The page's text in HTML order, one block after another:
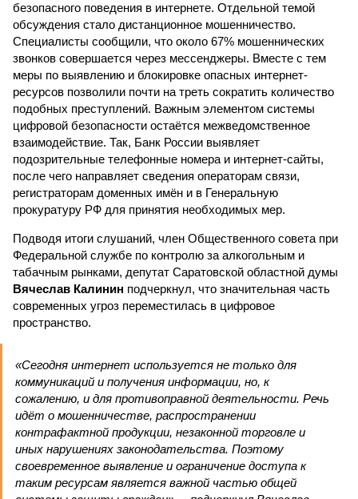
безопасного поведения в интернете. Отдельной темой
обсуждения стало дистанционное мошенничество.
Специалисты сообщили, что около 67% мошеннических
звонков совершается через мессенджеры. Вместе с тем
меры по выявлению и блокировке опасных интернет-
ресурсов позволили почти на треть сократить количество
подобных преступлений. Важным элементом системы
цифровой безопасности остаётся межведомственное
взаимодействие. Так, Банк России выявляет
подозрительные телефонные номера и интернет-сайты,
после чего направляет сведения операторам связи,
регистраторам доменных имён и в Генеральную
прокуратуру РФ для принятия необходимых мер.
Подводя итоги слушаний, член Общественного совета при
Федеральной службе по контролю за алкогольным и
табачным рынками, депутат Саратовской областной думы
Вячеслав Калинин подчеркнул, что значительная часть
современных угроз переместилась в цифровое
пространство.
«Сегодня интернет используется не только для
коммуникаций и получения информации, но, к
сожалению, и для противоправной деятельности. Речь
идёт о мошенничестве, распространении
контрафактной продукции, незаконной торговле и
иных нарушениях законодательства. Поэтому
своевременное выявление и ограничение доступа к
таким ресурсам является важной частью общей